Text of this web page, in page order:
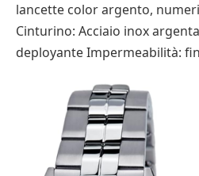
lancette color argento,
Cinturino: Acciaio inox
deployante Impermeabilità: